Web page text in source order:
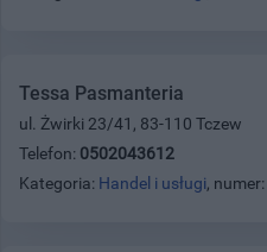
Tessa Pasmanteria
ul. Żwirki 23/41, 83-110 Tczew
Telefon: 0502043612
Kategoria: Handel i usługi,